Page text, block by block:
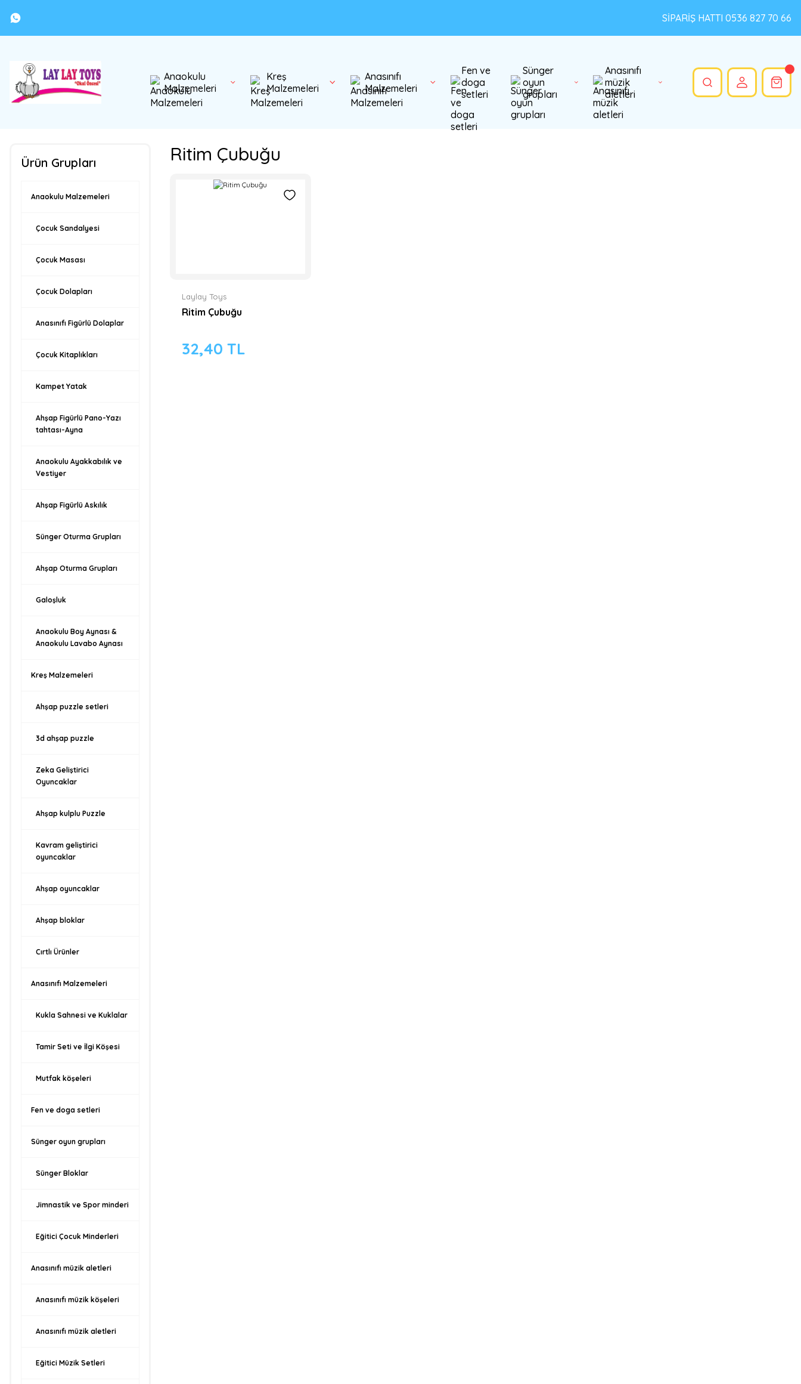
SİPARİŞ HATTI 0536 827 70 66
Anaokulu
Malzemeleri
Kreş
Malzemeleri
Anasınıfı
Malzemeleri
Fen ve
doga
setleri
Sünger
oyun
grupları
Anasınıfı
müzik
aletleri
Ürün Grupları
Anaokulu Malzemeleri
Çocuk Sandalyesi
Çocuk Masası
Çocuk Dolapları
Anasınıfı Figürlü Dolaplar
Çocuk Kitaplıkları
Kampet Yatak
Ahşap Figürlü Pano-Yazı
tahtası-Ayna
Anaokulu Ayakkabılık ve
Vestiyer
Ahşap Figürlü Askılık
Sünger Oturma Grupları
Ahşap Oturma Grupları
Galoşluk
Anaokulu Boy Aynası &
Anaokulu Lavabo Aynası
Kreş Malzemeleri
Ahşap puzzle setleri
3d ahşap puzzle
Zeka Geliştirici
Oyuncaklar
Ahşap kulplu Puzzle
Kavram geliştirici
oyuncaklar
Ahşap oyuncaklar
Ahşap bloklar
Cırtlı Ürünler
Anasınıfı Malzemeleri
Kukla Sahnesi ve Kuklalar
Tamir Seti ve İlgi Köşesi
Mutfak köşeleri
Fen ve doga setleri
Sünger oyun grupları
Sünger Bloklar
Jimnastik ve Spor minderi
Eğitici Çocuk Minderleri
Anasınıfı müzik aletleri
Anasınıfı müzik köşeleri
Anasınıfı müzik aletleri
Eğitici Müzik Setleri
Ritim Çubuğu
Laylay Toys
Ritim Çubuğu
32,40 TL